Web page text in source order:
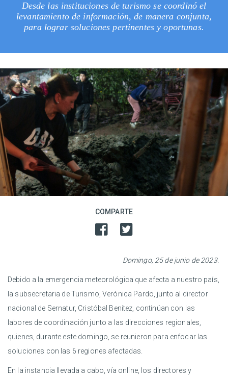
Desde las instituciones de turismo se coordinó el
levantamiento de información, de manera conjunta,
para lograr soluciones pertinentes y oportunas.
COMPARTE
Domingo, 25 de junio de 2023.
Debido a la emergencia meteorológica que afecta a nuestro país,
la subsecretaria de Turismo, Verónica Pardo, junto al director
nacional de Sernatur, Cristóbal Benítez, continúan con las
labores de coordinación junto a las direcciones regionales,
quienes, durante este domingo, se reunieron para enfocar las
soluciones con las 6 regiones afectadas.
En la instancia llevada a cabo, vía online, los directores y